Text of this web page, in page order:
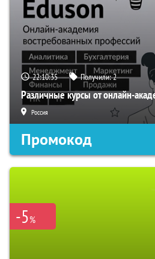
22:10:34 Получили:2
Различные курсы от онлайн-
Россия
Промокод
-5%